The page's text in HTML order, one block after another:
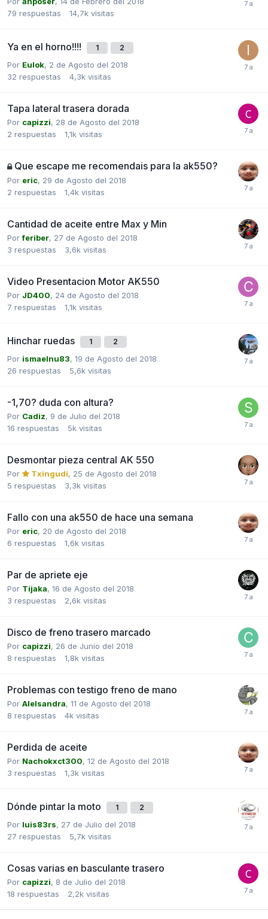
79 respuestas 14,7k visitas
Ya en el horno!!!! 1 2
Por Eulok, 2 de Agosto del 2018
32 respuestas 4,3k visitas
Tapa lateral trasera dorada
Por capizzi, 28 de Agosto del 2018
2 respuestas 1,1k visitas
Que escape me recomendais para la ak550?
Por eric, 29 de Agosto del 2018
2 respuestas 1,4k visitas
Cantidad de aceite entre Max y Min
Porferiber, 27 de Agosto del 2018
3 respuestas 3,6k visitas
Video Presentacion Motor AK550
Por JD400, 24 de Agosto del 2018
7 respuestas 1,1k visitas
Hinchar ruedas 1 2
Por ismaelnu83, 19 de Agosto del 2018
26 respuestas 5,6k visitas
-1,70? duda con altura?
Por Cadiz, 9 de Julio del 2018
16 respuestas 5k visitas
Desmontar pieza central AK 550
Por Txingudi, 25 de Agosto del 2018
5 respuestas 3,3k visitas
Fallo con una ak550 de hace una semana
Por eric, 20 de Agosto del 2018
6 respuestas 1,6k visitas
Par de apriete eje
Por Tijaka, 16 de Agosto del 2018
3 respuestas 2,6k visitas
Disco de freno trasero marcado
Por capizzi, 26 de Junio del 2018
8 respuestas 1,8k visitas
Problemas con testigo freno de mano
Por Alelsandra, 11 de Agosto del 2018
8 respuestas 4k visitas
Perdida de aceite
Por Nachokxct300, 12 de Agosto del 2018
3 respuestas 1,3k visitas
Dónde pintar la moto 1 2
Por luis83rs, 27 de Julio del 2018
27 respuestas 5,7k visitas
Cosas varias en basculante trasero
Por capizzi, 8 de Julio del 2018
18 respuestas 2,2k visitas